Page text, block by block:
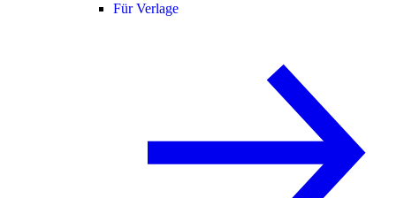
Für Verlage